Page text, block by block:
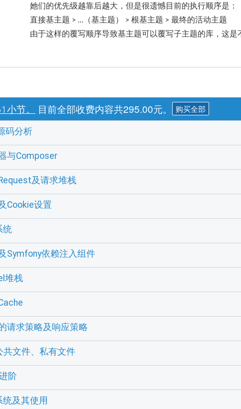
她们的优先级越靠后越大，但是很遗憾目前的执行顺序是：
直接基主题 > … （基主题） > 根基主题 > 最终的活动主题
由于这样的覆写顺序导致基主题可以覆写子主题的库，这是
小节。 目前全部收费内容共295.00元。 购买全部
码分析
与Composer
及请求堆栈
Cookie设置
统
Symfony依赖注入组件
堆栈
请求策略及响应策略
共文件、私有文件
阶
统及其使用